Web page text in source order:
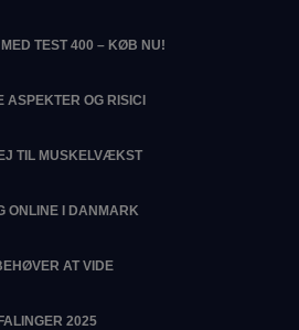
TEST 400 – KØB NU!
OG RISICI
TIL MUSKELVÆKST
ONLINE I DANMARK
AT VIDE
2025